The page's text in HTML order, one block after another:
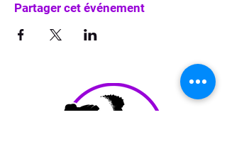
Partager cet événement